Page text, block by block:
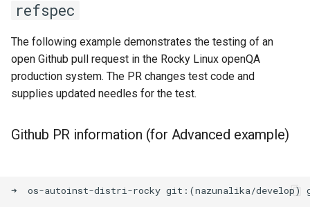
refspec
The following example demonstrates the testing of an
open Github pull request in the Rocky Linux openQA
production system. The PR changes test code and
supplies updated needles for the test.
Github PR information (for Advanced example)
➜  os-autoinst-distri-rocky git:(nazunalika/develop)